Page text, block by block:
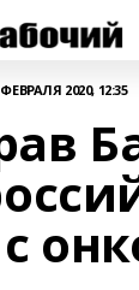
ФЕВРАЛЯ 2020, 12:35